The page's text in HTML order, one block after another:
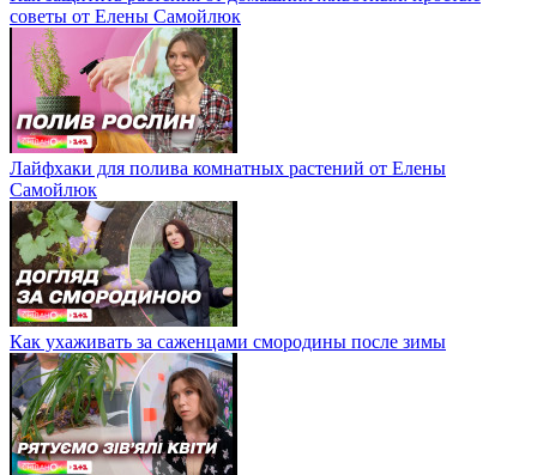
советы от Елены Самойлюк
Лайфхаки для полива комнатных растений от Елены
Самойлюк
Как ухаживать за саженцами смородины после зимы